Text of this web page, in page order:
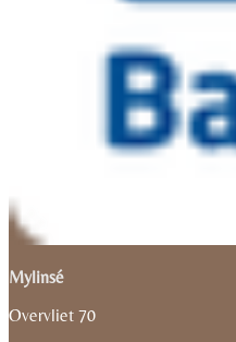
Mylinsé
Overvliet 70